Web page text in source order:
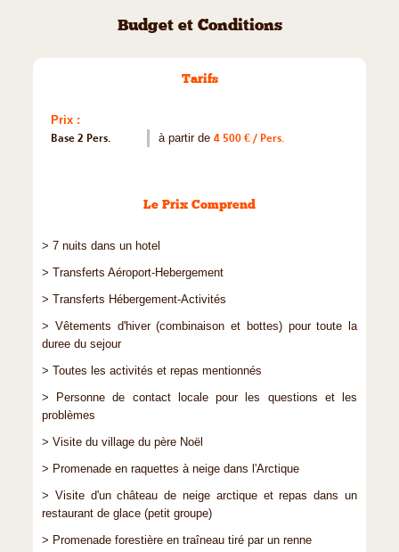
Budget et Conditions
Tarifs
Prix :
Base 2 Pers.
à partir de 4 500 € / Pers.
Le Prix Comprend
> 7 nuits dans un hotel
> Transferts Aéroport-Hebergement
> Transferts Hébergement-Activités
> Vêtements d'hiver (combinaison et bottes) pour toute la
duree du sejour
> Toutes les activités et repas mentionnés
> Personne de contact locale pour les questions et les
problèmes
> Visite du village du père Noël
> Promenade en raquettes à neige dans l'Arctique
> Visite d'un château de neige arctique et repas dans un
restaurant de glace (petit groupe)
> Promenade forestière en traîneau tiré par un renne